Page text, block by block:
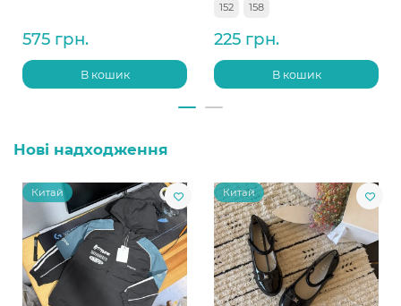
575 грн.
В кошик
152
158
225 грн.
В кошик
Нові надходження
Китай Китай